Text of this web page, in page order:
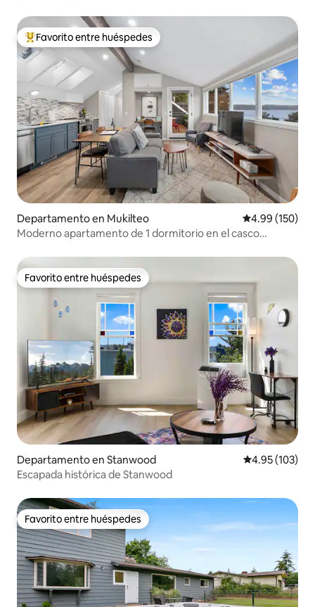
De los mejores en Favorito entre huéspedes
Favorito entre huéspedes
Departamento en Mukilteo Calificación
4.99 (150)
Moderno apartamento de 1 dormitorio en el casco
Favorito entre huéspedes
Favorito entre huéspedes
Departamento en Stanwood Calificación
4.95 (103)
Escapada histórica de Stanwood
Favorito entre huéspedes
Favorito entre huéspedes